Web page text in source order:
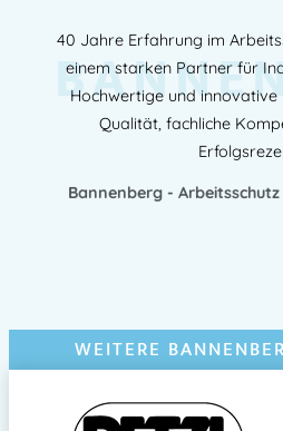
40 Jahre Erfahrung im
einem starken Partner für
Hochwertige und
Qualität, fachliche
Bannenberg -
WEITERE